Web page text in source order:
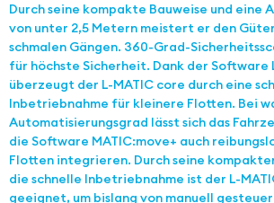
Durch seine kompakte Bauweise und eine
von unter 2,5 Metern meistert er den
schmalen Gängen. 360-Grad-
für höchste Sicherheit. Dank der Software
überzeugt der L-MATIC core durch eine
Inbetriebnahme für kleinere Flotten. Bei
Automatisierungsgrad lässt sich das
die Software MATIC:move+ auch
Flotten integrieren. Durch seine
die schnelle Inbetriebnahme ist der L-
geeignet, um bislang von manuell